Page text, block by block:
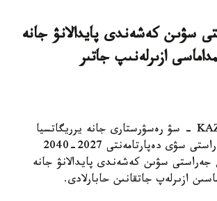
سۋىن كەشەندى پايدالانۋ جانە
ازىرلەنىپ جاتىر
استانا. KAZINFORM - سۋ رەسۋرستارى جانە يرريگاتسيا
مينيسترلىگىنىڭ جەراستى سۋى دەپارتامەنتى 2027-2040
جەراستى سۋىن كەشەندى پايدالانۋ جانە
ازىرلەپ جاتقانىن حابارلادى.